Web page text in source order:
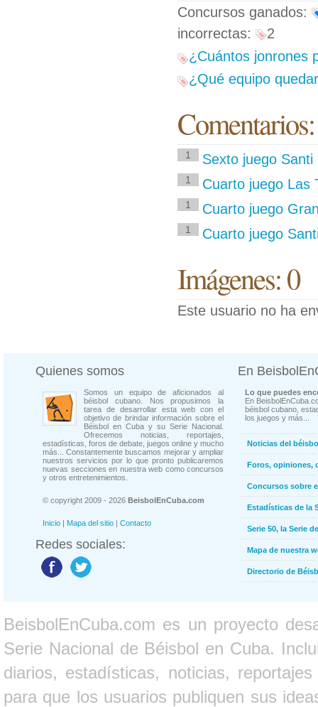
Concursos ganados:
incorrectas:
2
¿Cuántos jonrones
¿Qué equipo
1 Sexto juego
1 Cuarto juego Las
1 Cuarto juego
1 Cuarto juego
Imágenes: 0
Este usuario no ha
Quienes somos
Somos un equipo de aficionados al
béisbol cubano. Nos propusimos la
tarea de desarrollar esta web con el
objetivo de brindar información sobre el
Béisbol en Cuba y su Serie Nacional.
Ofrecemos noticias, reportajes,
estadísticas, foros de debate, juegos online y mucho
más... Constantemente buscamos mejorar y ampliar
nuestros servicios por lo que pronto publicaremos
nuevas secciones en nuestra web como concursos
y otros entretenimientos.
© copyright 2009 - 2026 BeisbolEnCuba.com
Inicio | Mapa del sitio | Contacto
Redes sociales:
En
Lo que puedes
En
béisbol cubano,
los juegos y más...
Noticias del
Foros, opiniones,
Concursos sobre
Estadísticas de la
Serie 50, la Serie
Mapa de nuestra
Directorio de
BeisbolEnCuba.com es un proyecto
Serie Nacional de Béisbol en Cuba.
diarios, estadísticas, noticias,
para que los usuarios publiquen sus